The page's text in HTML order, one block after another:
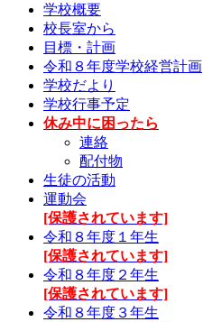
学校概要
校長室から
目標・計画
令和８年度学校経営計画
学校だより
学校行事予定
休み中に困ったら
連絡
配付物
生徒の活動
運動会
[保護されています]
令和８年度１年生
[保護されています]
令和８年度２年生
[保護されています]
令和８年度３年生